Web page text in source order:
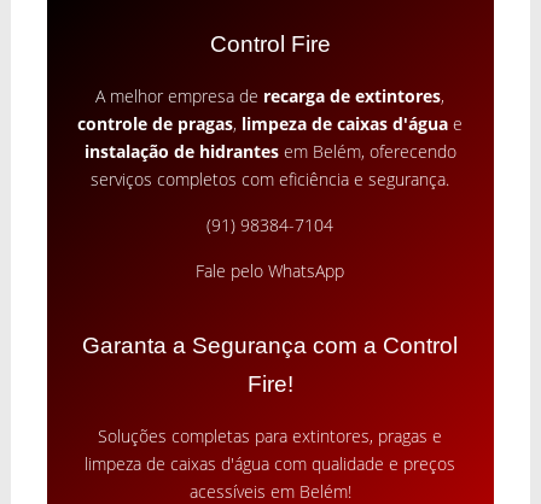
Control Fire
A melhor empresa de recarga de extintores,
controle de pragas, limpeza de caixas d'água e
instalação de hidrantesem Belém, oferecendo
serviços completos com eficiência e segurança.
(91) 98384-7104
Fale pelo WhatsApp
Garanta a Segurança com a Control
Fire!
Soluções completas para extintores, pragas e
limpeza de caixas d'água com qualidade e preços
acessíveis em Belém!